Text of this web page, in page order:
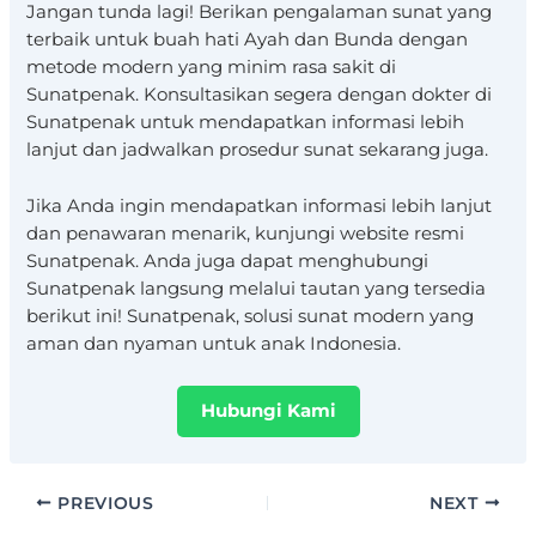
Jangan tunda lagi! Berikan pengalaman sunat yang
terbaik untuk buah hati Ayah dan Bunda dengan
metode modern yang minim rasa sakit di
Sunatpenak. Konsultasikan segera dengan dokter di
Sunatpenak untuk mendapatkan informasi lebih
lanjut dan jadwalkan prosedur sunat sekarang juga.
Jika Anda ingin mendapatkan informasi lebih lanjut
dan penawaran menarik, kunjungi website resmi
Sunatpenak. Anda juga dapat menghubungi
Sunatpenak langsung melalui tautan yang tersedia
berikut ini! Sunatpenak, solusi sunat modern yang
aman dan nyaman untuk anak Indonesia.
Hubungi Kami
PREVIOUS NEXT